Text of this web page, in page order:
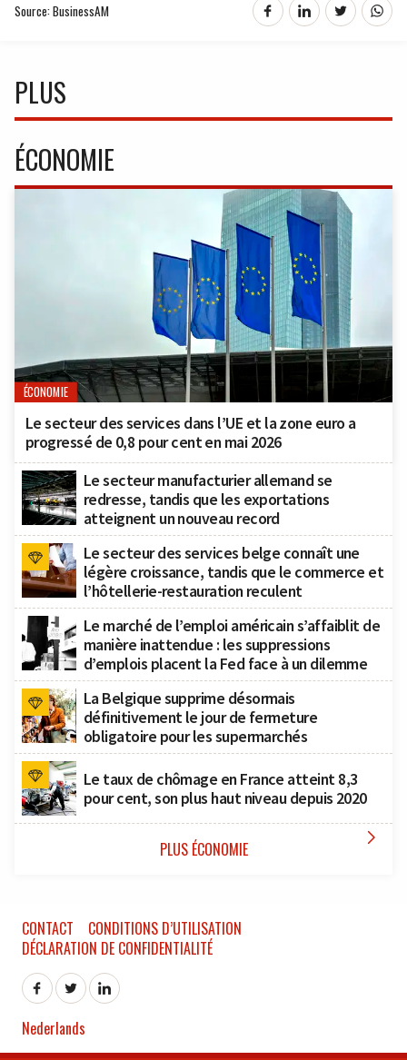
Source: BusinessAM
PLUS
ÉCONOMIE
ÉCONOMIE
Le secteur des services dans l’UE et la zone euro a
progressé de 0,8 pour cent en mai 2026
Le secteur manufacturier allemand se
redresse, tandis que les exportations
atteignent un nouveau record
Le secteur des services belge connaît une
légère croissance, tandis que le commerce et
l’hôtellerie-restauration reculent
Le marché de l’emploi américain s’affaiblit de
manière inattendue : les suppressions
d’emplois placent la Fed face à un dilemme
La Belgique supprime désormais
définitivement le jour de fermeture
obligatoire pour les supermarchés
Le taux de chômage en France atteint 8,3
pour cent, son plus haut niveau depuis 2020
PLUS ÉCONOMIE 
CONTACT
CONDITIONS D’UTILISATION
DÉCLARATION DE CONFIDENTIALITÉ
Nederlands